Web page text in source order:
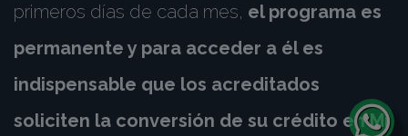
primeros días de cada mes, el programa es
permanente y para acceder a él es
indispensable que los acreditados
soliciten la conversión de su crédito en Mi